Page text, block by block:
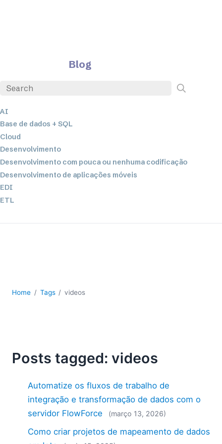
Blog
AI
Base de dados + SQL
Cloud
Desenvolvimento
Desenvolvimento com pouca ou nenhuma codificação
Desenvolvimento de aplicações móveis
EDI
ETL
JSON
XML
2025
2023
2022
2021
2019
Home Tags videos
Posts tagged: videos
Automatize os fluxos de trabalho de
integração e transformação de dados com o
servidor FlowForce
(março 13, 2026)
Como criar projetos de mapeamento de dados